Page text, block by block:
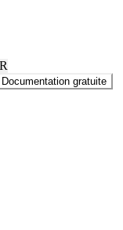
Documentation gratuite